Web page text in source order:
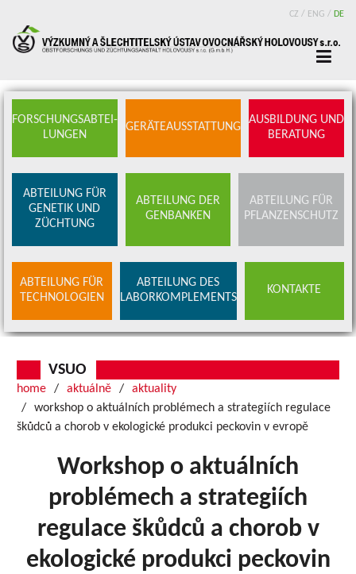
CZ / ENG / DE
FORSCHUNGSABTEI-
LUNGEN
GERÄTEAUSSTATTUNG
AUSBILDUNG UND
BERATUNG
ABTEILUNG FÜR
GENETIK UND
ZÜCHTUNG
ABTEILUNG DER
GENBANKEN
ABTEILUNG FÜR
PFLANZENSCHUTZ
ABTEILUNG FÜR
TECHNOLOGIEN
ABTEILUNG DES
LABORKOMPLEMENTS
KONTAKTE
VSUO
home aktuálně
aktuality
workshop o aktuálních problémech a strategiích regulace
škůdců a chorob v ekologické produkci peckovin v evropě
Workshop o aktuálních
problémech a strategiích
regulace škůdců a chorob v
ekologické produkci peckovin